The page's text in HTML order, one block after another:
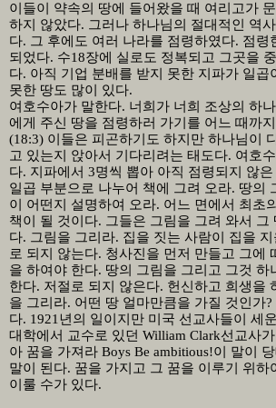
이들이 약속의 땅에 들어왔을 때 여리고가
하지 않았다. 그러나 하나님의 절대적인 역
다. 그 후에도 여러 나라를 점령하였다. 점령
되었다. 수18장에 실로도 정복되고 그곳을
다. 아직 기업 분배를 받지 못한 지파가 일곱
못한 땅도 많이 있다.
여호수아가 말한다. 너희가 너희 조상의 하
에게 주신 땅을 점령하러 가기를 어느 때까
(18:3) 이들은 피곤하기도 하지만 하나님이
고 있는지 앉아서 기다리려는 태도다. 여호
다. 지파에서 3명씩 뽑아 아직 점령되지 않
일곱 부분으로 나누어 책에 그려 오라. 땅의
이 어떤지 설명하여 오라. 어느 면에서 최초
책이 될 것이다. 그들은 그림을 그려 와서 그
다. 그림을 그리라. 집을 짓는 사람이 집을
로 되지 않는다. 청사진을 먼저 만들고 그에
을 하여야 한다. 땅의 그림을 그리고 그것 하
한다. 저절로 되지 않은다. 헌신하고 희생을
을 그리라. 어떤 땅 얼마만큼을 가질 것인가?
다. 1921년의 일이지만 미국 선교사들이 세
대학에서 교수로 있던 William Clark선교사
아 꿈을 가져라 Boys Be ambitious!이 말이
말이 된다. 꿈을 가지고 그 꿈을 이루기 위하
이룰 수가 있다.